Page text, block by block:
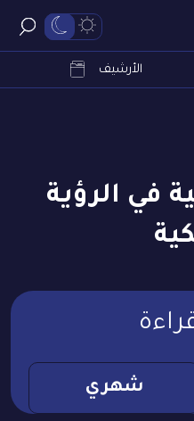
الأرشيف
في الرؤية
شهري